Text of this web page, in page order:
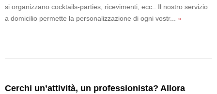
si organizzano cocktails-parties, ricevimenti, ecc.. Il nostro servizio
a domicilio permette la personalizzazione di ogni vostr... »
Cerchi un’attività, un professionista? Allora